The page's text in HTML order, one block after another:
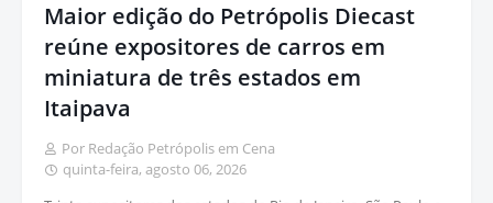
Maior edição do Petrópolis Diecast
reúne expositores de carros em
miniatura de três estados em
Itaipava
Por Redação Petrópolis em Cena
quinta-feira, agosto 06, 2026